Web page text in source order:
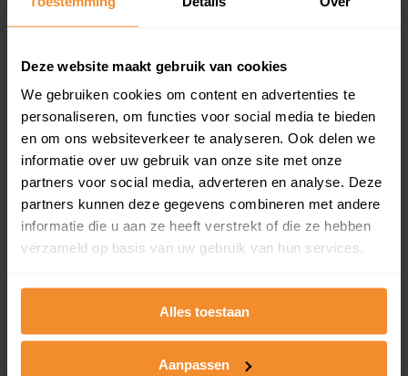
Deze website maakt gebruik van cookies
We gebruiken cookies om content en advertenties te
personaliseren, om functies voor social media te bieden
en om ons websiteverkeer te analyseren. Ook delen we
informatie over uw gebruik van onze site met onze
partners voor social media, adverteren en analyse. Deze
partners kunnen deze gegevens combineren met andere
informatie die u aan ze heeft verstrekt of die ze hebben
verzameld op basis van uw gebruik van hun services.
Alles toestaan
Aanpassen
Bekijk product
Direct leverbaar
Een uitgebreid overzicht van het perceel en
dit inclusief de luchtfoto!